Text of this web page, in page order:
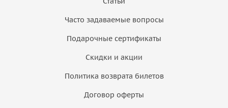
Часто задаваемые вопросы
Подарочные сертификаты
Скидки и акции
Политика возврата билетов
Договор оферты